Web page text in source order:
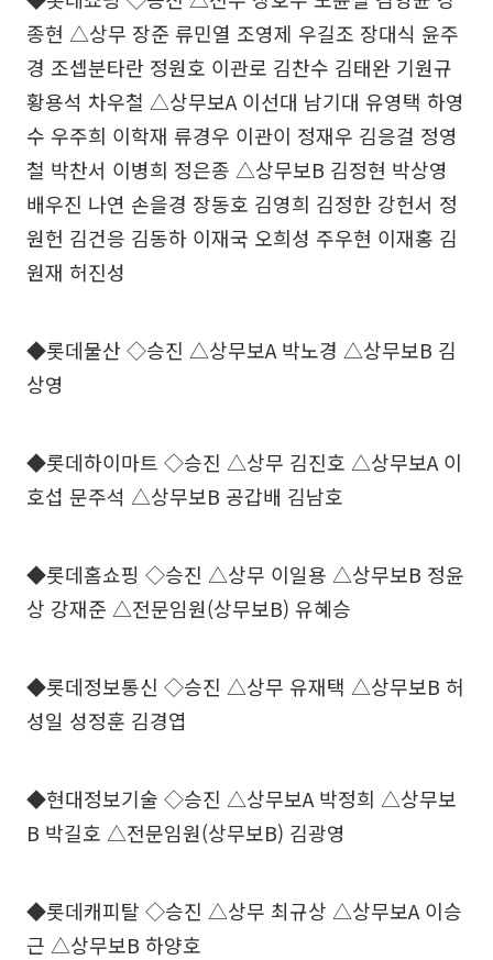
종현 △상무 장준 류민열 조영제 우길조 장대식 윤주
경 조셉분타란 정원호 이관로 김찬수 김태완 기원규
황용석 차우철 △상무보A 이선대 남기대 유영택 하영
수 우주희 이학재 류경우 이관이 정재우 김응걸 정영
철 박찬서 이병희 정은종 △상무보B 김정현 박상영
배우진 나연 손을경 장동호 김영희 김정한 강헌서 정
원헌 김건응 김동하 이재국 오희성 주우현 이재홍 김
원재 허진성
◆롯데물산 ◇승진 △상무보A 박노경 △상무보B 김
상영
◆롯데하이마트 ◇승진 △상무 김진호 △상무보A 이
호섭 문주석 △상무보B 공갑배 김남호
◆롯데홈쇼핑 ◇승진 △상무 이일용 △상무보B 정윤
상 강재준 △전문임원(상무보B) 유혜승
◆롯데정보통신 ◇승진 △상무 유재택 △상무보B 허
성일 성정훈 김경엽
◆현대정보기술 ◇승진 △상무보A 박정희 △상무보
B 박길호 △전문임원(상무보B) 김광영
◆롯데캐피탈 ◇승진 △상무 최규상 △상무보A 이승
근 △상무보B 하양호